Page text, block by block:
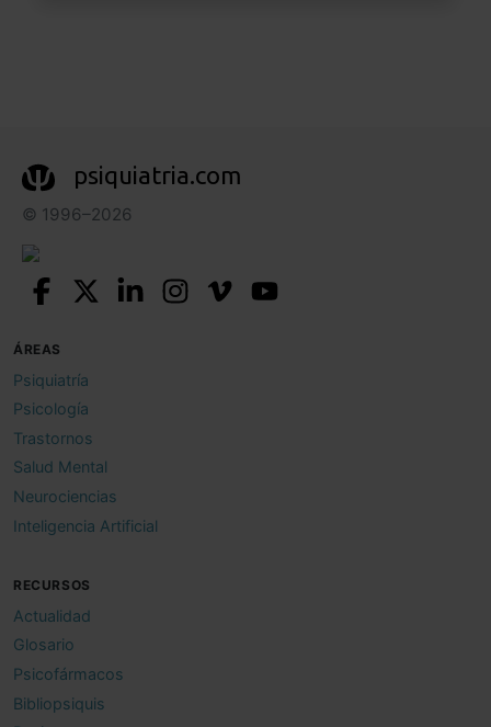
psiquiatria.com
© 1996–2026
ÁREAS
Psiquiatría
Psicología
Trastornos
Salud Mental
Neurociencias
Inteligencia Artificial
RECURSOS
Actualidad
Glosario
Psicofármacos
Bibliopsiquis